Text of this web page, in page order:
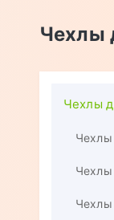
Чехлы
Чехлы
Чехлы
Чехлы
Чехлы